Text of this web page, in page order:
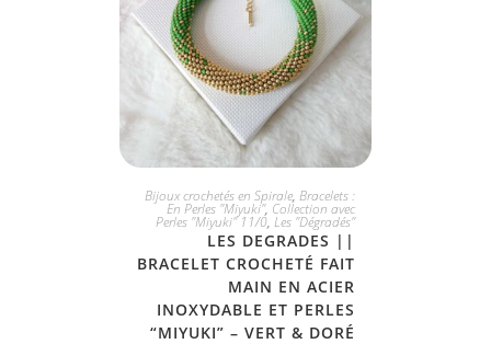
JE L'ADOPTE
Bijoux crochetés en Spirale, Bracelets :
En Perles "Miyuki", Collection avec
Perles "Miyuki" 11/0, Les "Dégradés"
LES DEGRADES ||
BRACELET CROCHETÉ FAIT
MAIN EN ACIER
INOXYDABLE ET PERLES
“MIYUKI” – VERT & DORÉ